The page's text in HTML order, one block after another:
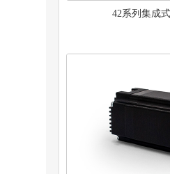
42系列集成